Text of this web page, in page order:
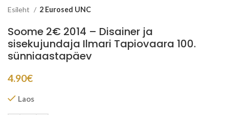
Esileht 2 Eurosed UNC
Soome 2€ 2014 – Disainer ja
sisekujundaja Ilmari Tapiovaara 100.
sünniaastapäev
4.90€
Laos